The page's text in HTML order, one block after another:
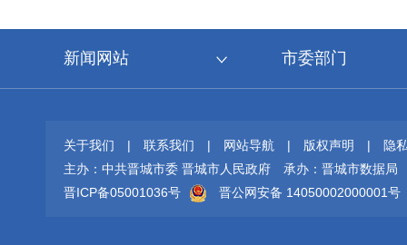
新闻网站 市委部门
关于我们 | 联系我们 | 网站导航 | 版权声明 |
隐
主办：中共晋城市委 晋城市人民政府
承办：晋城市数据局
晋ICP备05001036号
晋公网安备 14050002000001号